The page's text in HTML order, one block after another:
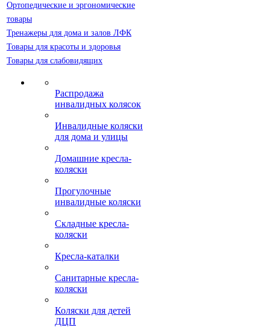
Ортопедические и эргономические
товары
Тренажеры для дома и залов ЛФК
Товары для красоты и здоровья
Товары для слабовидящих
Распродажа
инвалидных колясок
Инвалидные коляски
для дома и улицы
Домашние кресла-
коляски
Прогулочные
инвалидные коляски
Складные кресла-
коляски
Кресла-каталки
Санитарные кресла-
коляски
Коляски для детей
ДЦП